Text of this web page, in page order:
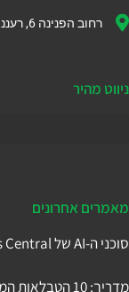
רחוב הפנינה 6, רעננה
ניווט מהיר
מאמרים אחרונים
סוכני ה-AI של Business Central
מדריך: 10 הטבלאות המרכזיות ב-Microsoft Business Central